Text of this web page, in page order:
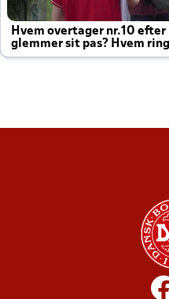
Hvem overtager nr.10 efter
glemmer sit pas? Hvem
altid til efter kampe?